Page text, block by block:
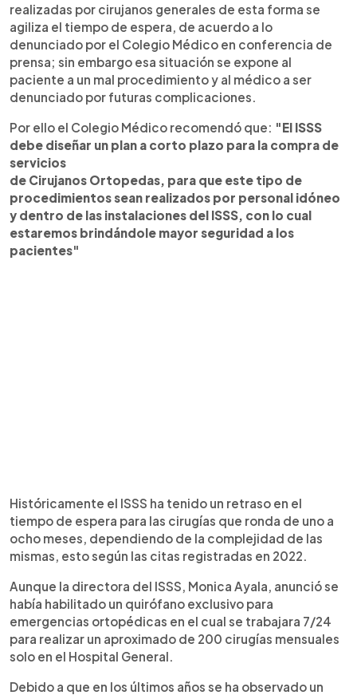
realizadas por cirujanos generales de esta forma se
agiliza el tiempo de espera, de acuerdo a lo
denunciado por el Colegio Médico en conferencia de
prensa; sin embargo esa situación se expone al
paciente a un mal procedimiento y al médico a ser
denunciado por futuras complicaciones.
Por ello el Colegio Médico recomendó que: "El ISSS
debe diseñar un plan a corto plazo para la compra de
servicios
de Cirujanos Ortopedas, para que este tipo de
procedimientos sean realizados por personal idóneo
y dentro de las instalaciones del ISSS, con lo cual
estaremos brindándole mayor seguridad a los
pacientes"
Históricamente el ISSS ha tenido un retraso en el
tiempo de espera para las cirugías que ronda de uno a
ocho meses, dependiendo de la complejidad de las
mismas, esto según las citas registradas en 2022.
Aunque la directora del ISSS, Monica Ayala, anunció se
había habilitado un quirófano exclusivo para
emergencias ortopédicas en el cual se trabajara 7/24
para realizar un aproximado de 200 cirugías mensuales
solo en el Hospital General.
Debido a que en los últimos años se ha observado un